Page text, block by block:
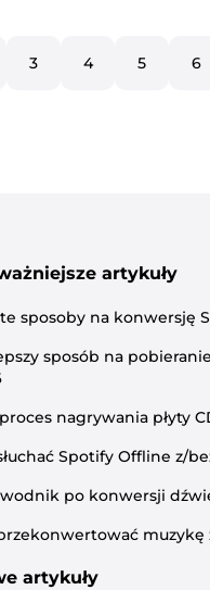
3 4 5 6
artykuły
sposoby na konwersję
sposób na
nagrywania płyty
Spotify Offline z/
po konwersji
muzykę
artykuły